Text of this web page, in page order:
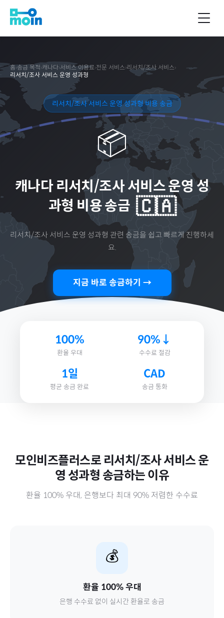
홈›송금 목적›캐나다›서비스 이용료›전문 서비스›리서치/조사 서비스›
리서치/조사 서비스 운영 성과형
리서치/조사 서비스 운영 성과형 비용 송금
📦
캐나다 리서치/조사 서비스 운영 성
과형 비용 송금 🇨🇦
리서치/조사 서비스 운영 성과형 관련 송금을 쉽고 빠르게 진행하세
요.
지금 바로 송금하기 →
100%
환율 우대
90%↓
수수료 절감
1일
평균 송금 완료
CAD
송금 통화
모인비즈플러스로 리서치/조사 서비스 운
영 성과형 송금하는 이유
환율 100% 우대, 은행보다 최대 90% 저렴한 수수료
💰
환율 100% 우대
은행 수수료 없이 실시간 환율로 송금